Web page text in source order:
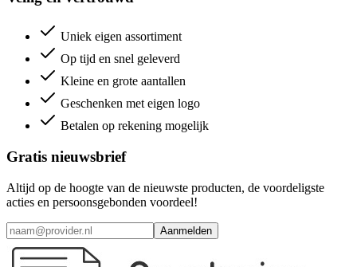
Uniek eigen assortiment
Op tijd en snel geleverd
Kleine en grote aantallen
Geschenken met eigen logo
Betalen op rekening mogelijk
Gratis nieuwsbrief
Altijd op de hoogte van de nieuwste producten, de voordeligste
acties en persoonsgebonden voordeel!
Aanmelden